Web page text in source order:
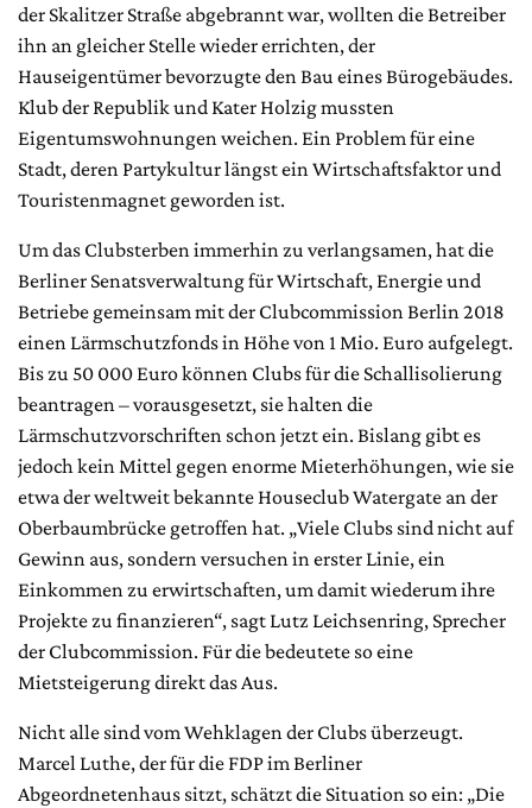
der Skalitzer Straße abgebrannt war, wollten die Betreiber
ihn an gleicher Stelle wieder errichten, der
Hauseigentümer bevorzugte den Bau eines Bürogebäudes.
Klub der Republik und Kater Holzig mussten
Eigentumswohnungen weichen. Ein Problem für eine
Stadt, deren Partykultur längst ein Wirtschaftsfaktor und
Touristenmagnet geworden ist.
Um das Clubsterben immerhin zu verlangsamen, hat die
Berliner Senatsverwaltung für Wirtschaft, Energie und
Betriebe gemeinsam mit der Clubcommission Berlin 2018
einen Lärmschutzfonds in Höhe von 1 Mio. Euro aufgelegt.
Bis zu 50 000 Euro können Clubs für die Schallisolierung
beantragen – vorausgesetzt, sie halten die
Lärmschutzvorschriften schon jetzt ein. Bislang gibt es
jedoch kein Mittel gegen enorme Mieterhöhungen, wie sie
etwa der weltweit bekannte Houseclub Watergate an der
Oberbaumbrücke getroffen hat. „Viele Clubs sind nicht auf
Gewinn aus, sondern versuchen in erster Linie, ein
Einkommen zu erwirtschaften, um damit wiederum ihre
Projekte zu finanzieren“, sagt Lutz Leichsenring, Sprecher
der Clubcommission. Für die bedeutete so eine
Mietsteigerung direkt das Aus.
Nicht alle sind vom Wehklagen der Clubs überzeugt.
Marcel Luthe, der für die FDP im Berliner
Abgeordnetenhaus sitzt, schätzt die Situation so ein: „Die